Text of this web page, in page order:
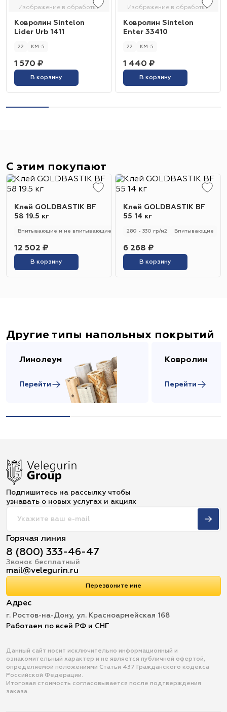
Изображение в обработке
Ковролин Sintelon
Lider Urb 1411
22 КМ-5
1 570 ₽
В корзину
Изображение в обработке
Ковролин Sintelon
Enter 33410
22 КМ-5
1 440 ₽
В корзину
С этим покупают
Клей GOLDBASTIK BF
58 19.5 кг
Впитывающие и не впитывающие 250 - 280 гр/м2 Универсальный
12 502 ₽
В корзину
Клей GOLDBASTIK BF
55 14 кг
280 - 330 гр/м2 Впитывающие
6 268 ₽
В корзину
Другие типы напольных покрытий
Линолеум
Перейти
Ковролин
Перейти
Подпишитесь на рассылку чтобы
узнавать о новых услугах и акциях
Горячая линия
8 (800) 333-46-47
Звонок бесплатный
mail@velegurin.ru
Перезвоните мне
Адрес
г. Ростов-на-Дону, ул. Красноармейская 168
Работаем по всей РФ и СНГ
Данный сайт носит исключительно информационный и
ознакомительный характер и не является публичной офертой,
определяемой положениями Статьи 437 Гражданского кодекса
Российской Федерации.
Итоговая стоимость согласовывается после подтверждения
заказа.